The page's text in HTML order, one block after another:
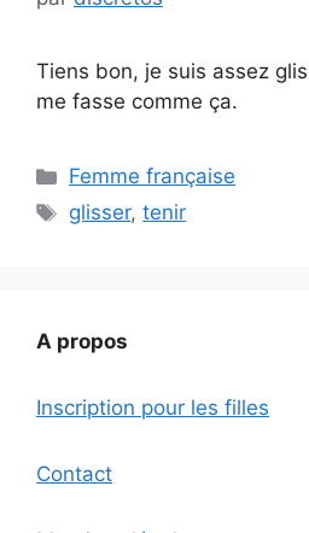
Tiens bon, je suis assez
me fasse comme ça.
Catégories
Femme française
Étiquettes
glisser,tenir
A propos
Inscription pour les filles
Contact